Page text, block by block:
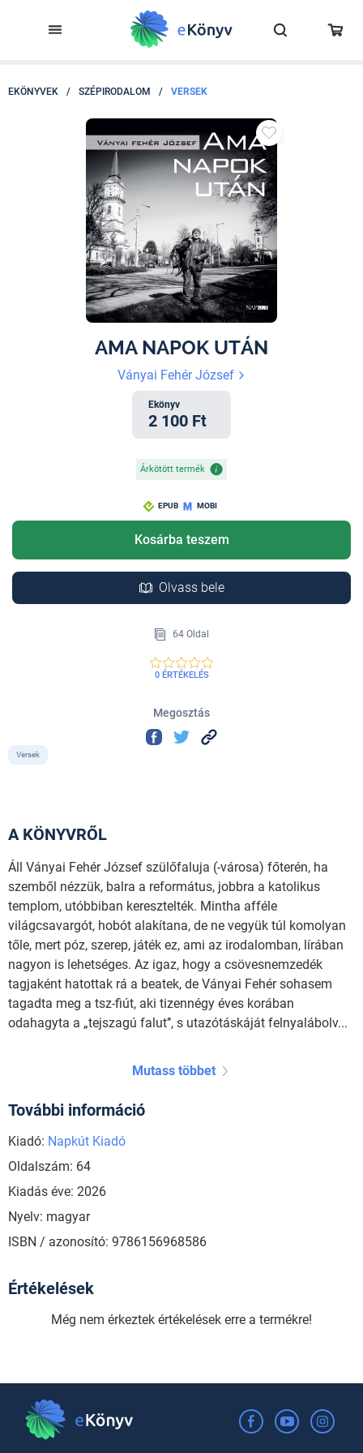
EKÖNYVEK / SZÉPIRODALOM / VERSEK
AMA NAPOK UTÁN
Ványai Fehér József
Ekönyv
2 100 Ft
Árkötött termék
EPUB MOBI
Kosárba teszem
Olvass bele
64 Oldal
0 ÉRTÉKELÉS
Megosztás
Versek
A KÖNYVRŐL
Áll Ványai Fehér József szülőfaluja (-városa) főterén, ha
szemből nézzük, balra a református, jobbra a katolikus
templom, utóbbiban keresztelték. Mintha afféle
világcsavargót, hobót alakítana, de ne vegyük túl komolyan
tőle, mert póz, szerep, játék ez, ami az irodalomban, lírában
nagyon is lehetséges. Az igaz, hogy a csövesnemzedék
tagjaként hatottak rá a beatek, de Ványai Fehér sohasem
tagadta meg a tsz-fiút, aki tizennégy éves korában
odahagyta a „tejszagú falut’’, s utazótáskáját felnyalábolv...
Mutass többet
További információ
Kiadó: Napkút Kiadó
Oldalszám: 64
Kiadás éve: 2026
Nyelv: magyar
ISBN / azonosító: 9786156968586
Értékelések
Még nem érkeztek értékelések erre a termékre!